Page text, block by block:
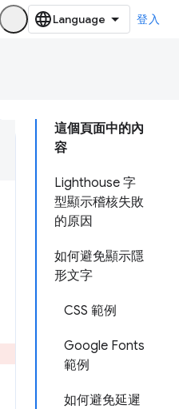
登入
這個頁面中的內
容
Lighthouse 字
型顯示稽核失敗
的原因
如何避免顯示隱
形文字
CSS 範例
Google Fonts
範例
如何避免延遲